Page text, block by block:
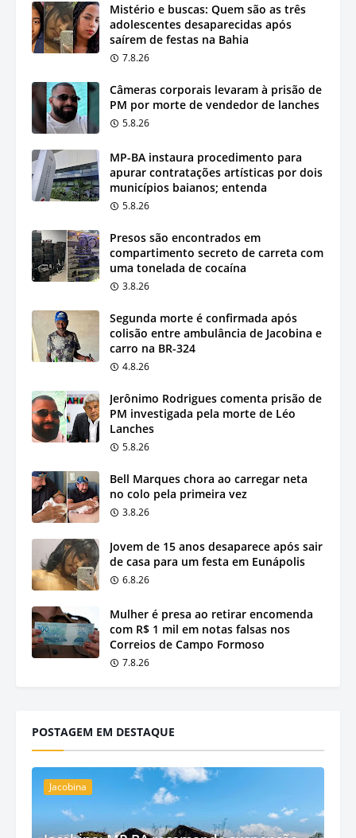
Mistério e buscas: Quem são as três
adolescentes desaparecidas após
saírem de festas na Bahia
7.8.26
Câmeras corporais levaram à prisão de
PM por morte de vendedor de lanches
5.8.26
MP-BA instaura procedimento para
apurar contratações artísticas por dois
municípios baianos; entenda
5.8.26
Presos são encontrados em
compartimento secreto de carreta com
uma tonelada de cocaína
3.8.26
Segunda morte é confirmada após
colisão entre ambulância de Jacobina e
carro na BR-324
4.8.26
Jerônimo Rodrigues comenta prisão de
PM investigada pela morte de Léo
Lanches
5.8.26
Bell Marques chora ao carregar neta
no colo pela primeira vez
3.8.26
Jovem de 15 anos desaparece após sair
de casa para um festa em Eunápolis
6.8.26
Mulher é presa ao retirar encomenda
com R$ 1 mil em notas falsas nos
Correios de Campo Formoso
7.8.26
POSTAGEM EM DESTAQUE
Jacobina